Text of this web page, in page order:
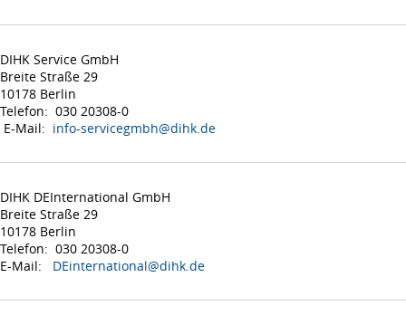
DIHK Service GmbH
Breite Straße 29
10178 Berlin
Telefon: 030 20308-0
E-Mail: info-servicegmbh@dihk.de
DIHK DEInternational GmbH
Breite Straße 29
10178 Berlin
Telefon: 030 20308-0
E-Mail: DEinternational@dihk.de